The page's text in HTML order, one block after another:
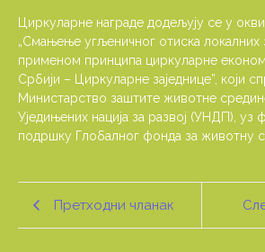
Циркуларне награде додељују се у
„Смањење угљеничног отиска локалних
применом принципа циркуларне
Србији – Циркуларне заједнице”, који
Министарство заштите животне
Уједињених нација за развој (УНДП), уз
подршку Глобалног фонда за животну
Претходни чланак